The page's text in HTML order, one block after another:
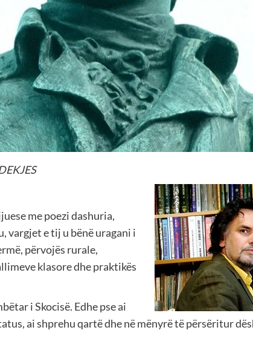
me poezi dashuria,
vargjet e tij u bënë uragani i
përvojës rurale,
klasore dhe praktikës
i Skocisë. Edhe pse ai
ai shprehu qartë dhe në mënyrë të përsëritur